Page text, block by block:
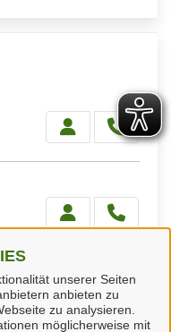
unserer Seiten
anbieten zu
zu analysieren.
möglicherweise mit